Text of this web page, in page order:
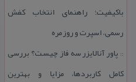
باكیفیت؛ راهنمای انتخاب كفش
رسمی، اسپرت و روزمره
:: پاور آنالایزر سه فاز چیست؟ بررسی
كامل كاربردها، مزایا و بهترین